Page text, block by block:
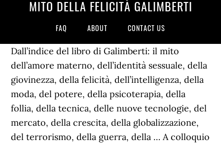
MITO DELLA FELICITÀ GALIMBERTI
FAQ ABOUT CONTACT US
Dall’indice del libro di Galimberti: il mito
dell’amore materno, dell’identità sessuale, della
giovinezza, della felicità, dell’intelligenza, della
moda, del potere, della psicoterapia, della
follia, della tecnica, delle nuove tecnologie, del
mercato, della crescita, della globalizzazione,
del terrorismo, della guerra, della … A colloquio